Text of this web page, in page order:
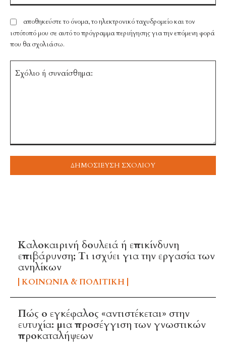
Καλοκαιρινή δουλειά ή επικίνδυνη
επιβάρυνση; Τι ισχύει για την εργασία των
ανηλίκων
ΚΟΙΝΩΝΊΑ & ΠΟΛΙΤΙΚΉ
Πώς ο εγκέφαλος «αντιστέκεται» στην
ευτυχία: μια προσέγγιση των γνωστικών
προκαταλήψεων
αποθηκεύστε το όνομα, το ηλεκτρονικό ταχυδρομείο και τον
ιστότοπό μου σε αυτό το πρόγραμμα περιήγησης για την επόμενη φορά
που θα σχολιάσω.